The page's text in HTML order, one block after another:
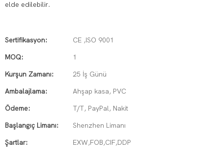
elde edilebilir.
Sertifikasyon: CE ,ISO 9001
MOQ: 1
Kurşun Zamanı: 25 İş Günü
Ambalajlama: Ahşap kasa, PVC
Ödeme: T/T, PayPal, Nakit
Başlangıç ​​Limanı: Shenzhen Limanı
Şartlar: EXW,FOB,CIF,DDP